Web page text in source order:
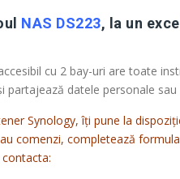
NAS DS223, la un
cu 2 bay-uri are toate
datele personale sau
Synology, îți pune la
comenzi, completează